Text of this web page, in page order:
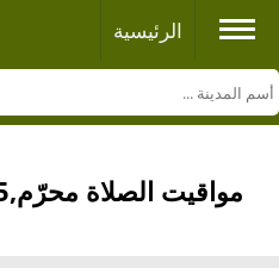
الرئيسية
مواقيت الصلاة محرّم,1445 هـ لمدينة بوبال